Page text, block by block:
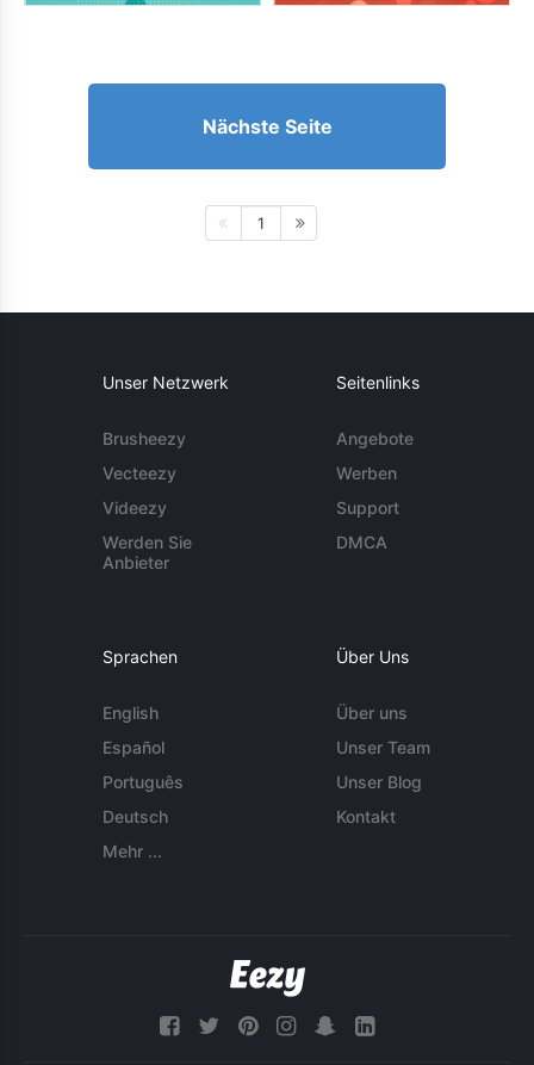
Nächste Seite
1
Unser Netzwerk
Brusheezy
Vecteezy
Videezy
Werden Sie
Anbieter
Seitenlinks
Angebote
Werben
Support
DMCA
Sprachen
English
Español
Português
Deutsch
Mehr ...
Über Uns
Über uns
Unser Team
Unser Blog
Kontakt